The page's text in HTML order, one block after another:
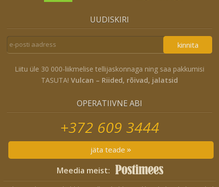
UUDISKIRI
kinnita
Liitu üle 30 000-liikmelise tellijaskonnaga ning saa pakkumisi
TASUTA! Vulcan – Riided, rõivad, jalatsid
OPERATIIVNE ABI
+372 609 3444
jäta teade
Meedia meist: